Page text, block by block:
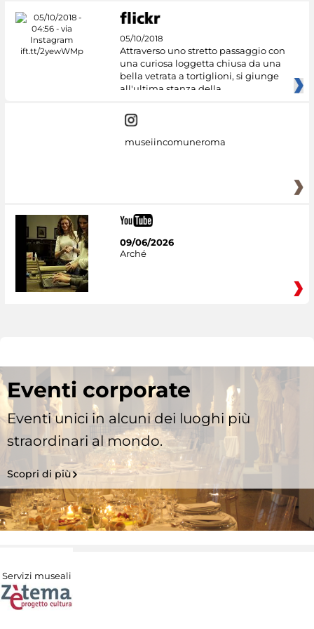
05/10/2018
Attraverso uno stretto passaggio con
una curiosa loggetta chiusa da una
bella vetrata a tortiglioni, si giunge
all'ultima stanza della
museiincomuneroma
09/06/2026
Arché
Eventi corporate
Eventi unici in alcuni dei luoghi più
straordinari al mondo.
Scopri di più
Servizi museali